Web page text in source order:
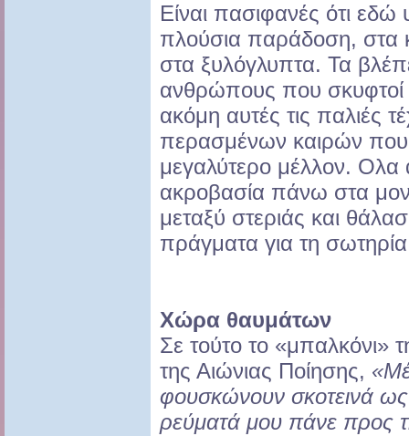
Είναι πασιφανές ότι εδώ
πλούσια παράδοση, στα
στα ξυλόγλυπτα. Τα
ανθρώπους που σκυφτοί
ακόμη αυτές τις παλιές
περασμένων καιρών
μεγαλύτερο μέλλον. Ολα
ακροβασία πάνω στα
μεταξύ στεριάς και
πράγματα για τη
Χώρα θαυμάτων
Σε τούτο το «μπαλκόνι»
της Αιώνιας Ποίησης,
φουσκώνουν σκοτεινά
ρεύματά μου πάνε προς